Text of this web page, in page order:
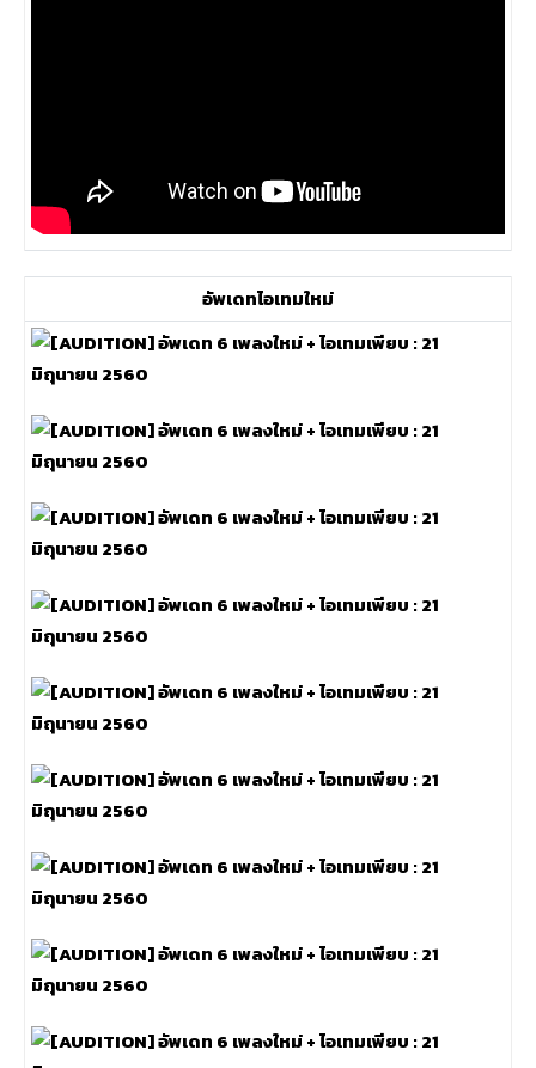
อัพเดทไอเทมใหม่